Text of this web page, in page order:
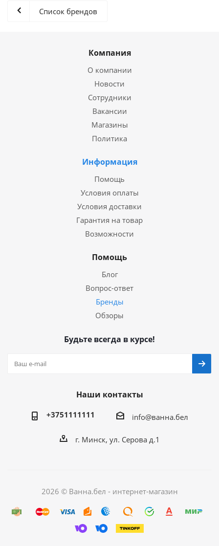
Список брендов
Компания
О компании
Новости
Сотрудники
Вакансии
Магазины
Политика
Информация
Помощь
Условия оплаты
Условия доставки
Гарантия на товар
Возможности
Помощь
Блог
Вопрос-ответ
Бренды
Обзоры
Будьте всегда в курсе!
Наши контакты
+3751111111 info@ванна.бел
г. Минск, ул. Серова д.1
2026 © Ванна.бел - интернет-магазин